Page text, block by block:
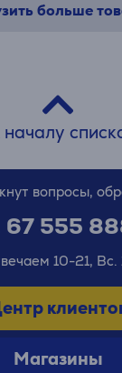
больше
началу
вопросы,
67 555
10-21, Вс.
Магазины